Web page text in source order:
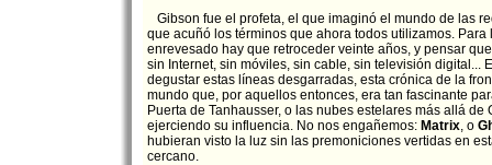
Gibson fue el profeta, el que imaginó el mundo de las
que acuñó los términos que ahora todos utilizamos. Para
enrevesado hay que retroceder veinte años, y pensar
sin Internet, sin móviles, sin cable, sin televisión digital...
degustar estas líneas desgarradas, esta crónica de la
mundo que, por aquellos entonces, era tan fascinante
Puerta de Tanhausser, o las nubes estelares más allá de
ejerciendo su influencia. No nos engañemos: Matrix, o
hubieran visto la luz sin las premoniciones vertidas en
cercano.